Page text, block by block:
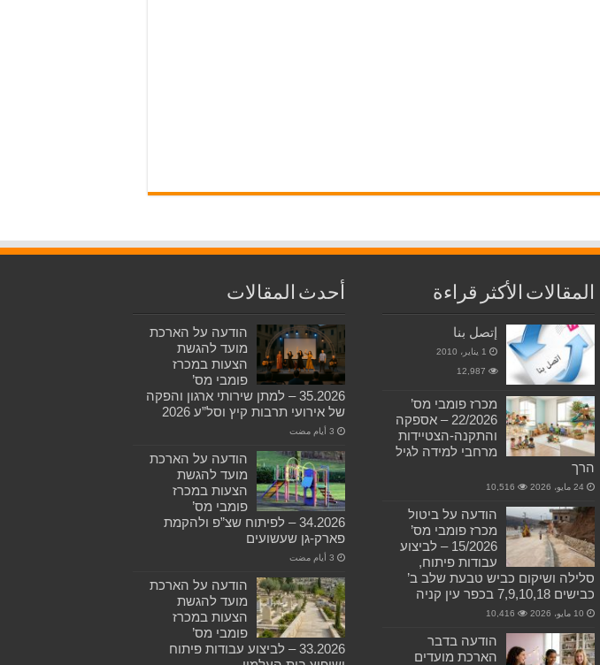
المقالات الأكثر قراءة
إتصل بنا
1 يناير، 2010
12,987
מכרז פומבי מס’
22/2026 – אספקה
והתקנה-הצטיידות
מרחבי למידה לגיל
הרך
24 مايو، 2026 10,516
הודעה על ביטול
מכרז פומבי מס’
15/2026 – לביצוע
עבודות פיתוח,
סלילה ושיקום כביש טבעת שלב ב’
כבישים 7,9,10,18 בכפר עין קניה
10 مايو، 2026 10,416
הודעה בדבר
הארכת מועדים
أحدث المقالات
הודעה על הארכת
מועד להגשת
הצעות במכרז
פומבי מס’
35.2026 – למתן שירותי ארגון והפקה
של אירועי תרבות קיץ וסל”ע 2026
הודעה על הארכת
מועד להגשת
הצעות במכרז
פומבי מס’
34.2026 – לפיתוח שצ”פ ולהקמת
פארק-גן שעשועים
הודעה על הארכת
מועד להגשת
הצעות במכרז
פומבי מס’
33.2026 – לביצוע עבודות פיתוח